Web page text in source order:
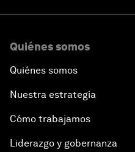
Quiénes somos
Quiénes somos
Nuestra estrategia
Cómo trabajamos
Liderazgo y gobernanza